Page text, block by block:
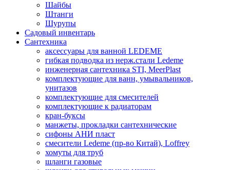
Шайбы
Штанги
Шурупы
Садовый инвентарь
Сантехника
аксессуары для ванной LEDEME
гибкая подводка из нерж.стали Ledeme
инженерная сантехника STI, MeerPlast
комплектующие для ванн, умывальников,
унитазов
комплектующие для смесителей
комплектующие к радиаторам
кран-буксы
манжеты, прокладки сантехнические
сифоны АНИ пласт
смесители Ledeme (пр-во Китай), Loffrey
хомуты для труб
шланги газовые